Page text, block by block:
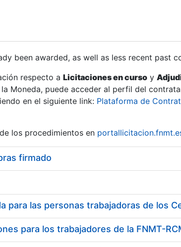
been awarded, as well as less recent past
respecto a Licitaciones en curso y
Moneda, puede acceder al perfil del
en el siguiente link: Plataforma de
los procedimientos en
firmado